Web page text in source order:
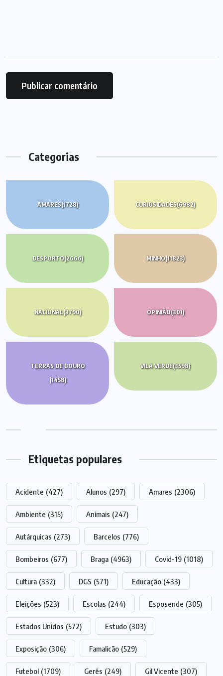
Categorias
AMARES(1728) CURIOSIDADES(6982)
DESPORTO(2666) MINHO(11823)
NACIONAL(3790) OPINIÃO(301)
TERRAS DE BOURO
(1458)
VILA VERDE(3598)
Etiquetas populares
Acidente (427) Alunos (297) Amares (2306)
Ambiente (315) Animais (247)
Autárquicas (273) Barcelos (776)
Bombeiros (677) Braga (4963) Covid-19 (1018)
Cultura (332) DGS (571) Educação (433)
Eleições (523) Escolas (244) Esposende (305)
Estados Unidos (572) Estudo (303)
Exposição (306) Famalicão (529)
Futebol (1709) Gerês (249) Gil Vicente (307)